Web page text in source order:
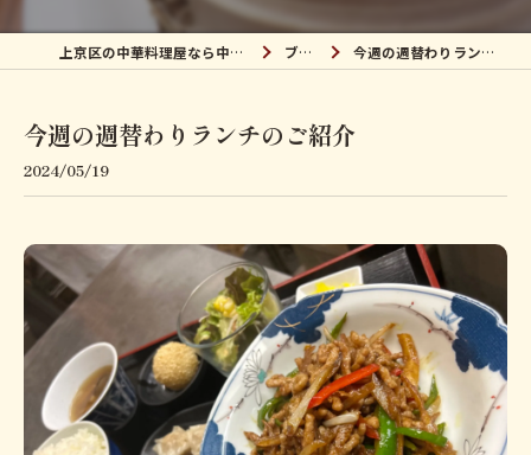
上京区の中華料理屋なら中国酒家 西香 ブログ 今週の週替わりランチのご紹介
今週の週替わりランチのご紹介
2024/05/19